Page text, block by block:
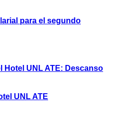
para el segundo
Hotel UNL ATE: Descanso
UNL ATE